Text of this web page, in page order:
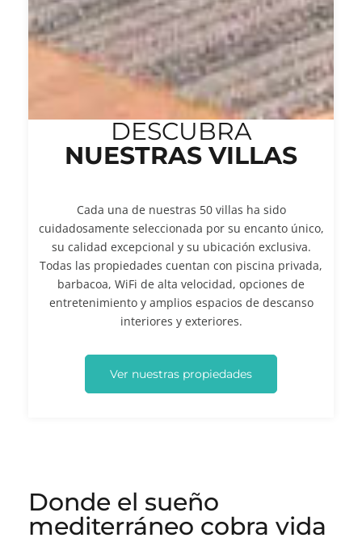
DESCUBRA
NUESTRAS VILLAS
Cada una de nuestras 50 villas ha sido
cuidadosamente seleccionada por su encanto único,
su calidad excepcional y su ubicación exclusiva.
Todas las propiedades cuentan con piscina privada,
barbacoa, WiFi de alta velocidad, opciones de
entretenimiento y amplios espacios de descanso
interiores y exteriores.
Ver nuestras propiedades
Donde el sueño
mediterráneo cobra vida